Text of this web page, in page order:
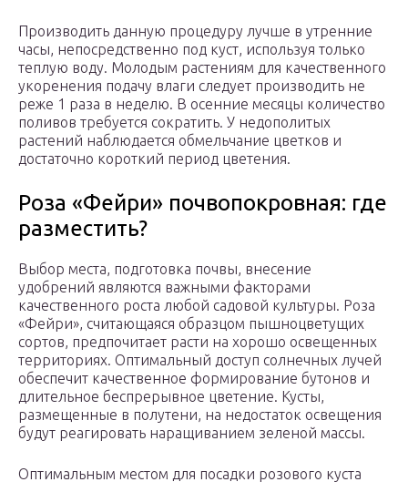
Производить данную процедуру лучше в утренние
часы, непосредственно под куст, используя только
теплую воду. Молодым растениям для качественного
укоренения подачу влаги следует производить не
реже 1 раза в неделю. В осенние месяцы количество
поливов требуется сократить. У недополитых
растений наблюдается обмельчание цветков и
достаточно короткий период цветения.
Роза «Фейри» почвопокровная: где
разместить?
Выбор места, подготовка почвы, внесение
удобрений являются важными факторами
качественного роста любой садовой культуры. Роза
«Фейри», считающаяся образцом пышноцветущих
сортов, предпочитает расти на хорошо освещенных
территориях. Оптимальный доступ солнечных лучей
обеспечит качественное формирование бутонов и
длительное беспрерывное цветение. Кусты,
размещенные в полутени, на недостаток освещения
будут реагировать наращиванием зеленой массы.
Оптимальным местом для посадки розового куста